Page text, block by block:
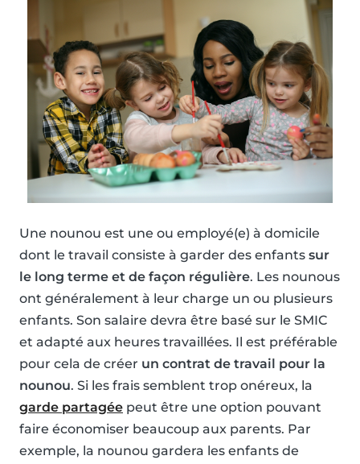
Une nounou est une ou employé(e) à domicile
dont le travail consiste à garder des enfants sur
le long terme et de façon régulière. Les nounous
ont généralement à leur charge un ou plusieurs
enfants. Son salaire devra être basé sur le SMIC
et adapté aux heures travaillées. Il est préférable
pour cela de créer un contrat de travail pour la
nounou. Si les frais semblent trop onéreux, la
garde partagée peut être une option pouvant
faire économiser beaucoup aux parents. Par
exemple, la nounou gardera les enfants de